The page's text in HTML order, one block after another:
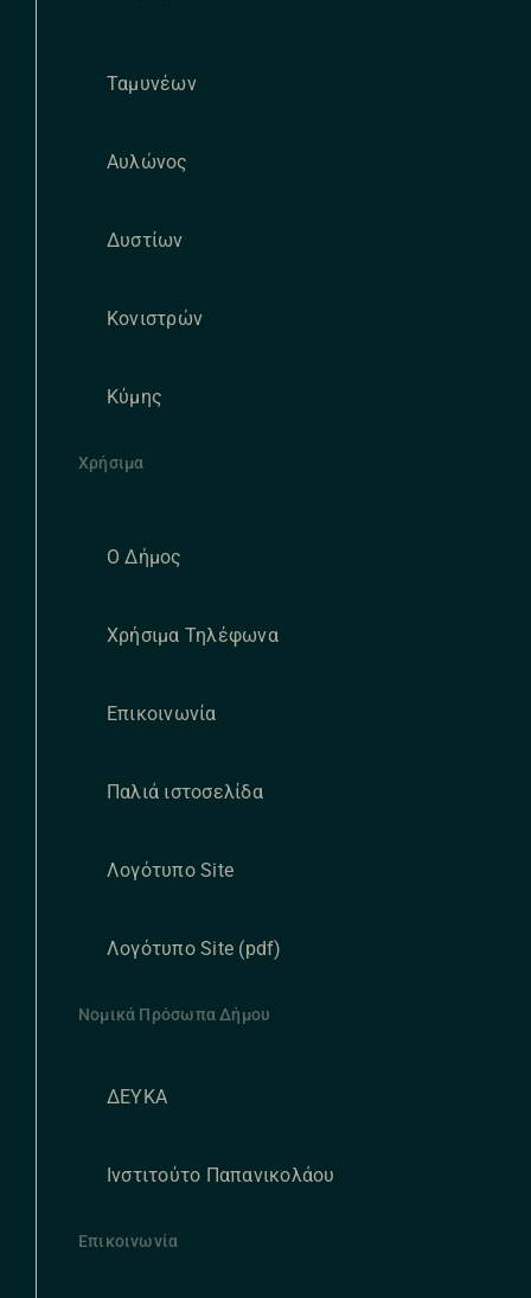
Ταμυνέων
Αυλώνος
Δυστίων
Κονιστρών
Κύμης
Χρήσιμα
Ο Δήμος
Χρήσιμα Τηλέφωνα
Επικοινωνία
Παλιά ιστοσελίδα
Λογότυπο Site
Λογότυπο Site (pdf)
Νομικά Πρόσωπα Δήμου
ΔΕΥΚΑ
Ινστιτούτο Παπανικολάου
Επικοινωνία